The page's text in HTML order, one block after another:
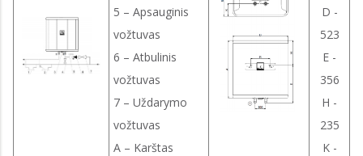
5 – Apsauginis
vožtuvas
6 – Atbulinis
vožtuvas
7 – Uždarymo
vožtuvas
A – Karštas
D -
523
E -
356
H -
235
K -